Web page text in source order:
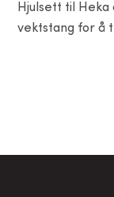
Hjulsett til
vektstang for å